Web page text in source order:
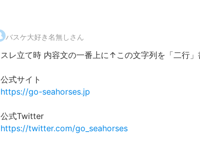
バスケ大好き名無しさん
スレ立て時 内容文の一番上に↑この文字列を「二行」
公式サイト
https://go-seahorses.jp
公式Twitter
https://twitter.com/go_seahorses